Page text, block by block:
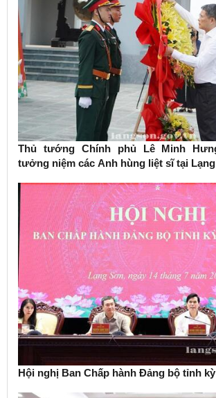
Thủ tướng Chính phủ Lê Minh
tưởng niệm các Anh hùng liệt sĩ tại
Hội nghị Ban Chấp hành Đảng bộ tỉnh